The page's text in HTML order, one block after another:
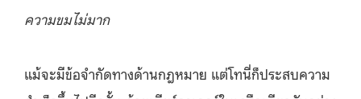
ความขมไม่มาก
แม้จะมีข้อจำกัดทางด้านกฎหมาย แต่โทนี่ก็ประสบความ